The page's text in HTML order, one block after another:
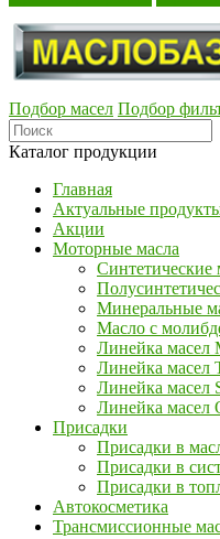
Подбор масел Подбор
Каталог продукции
Главная
Актуальные
Акции
Моторные масла
Синтетические
Минеральные
Масло с
Линейка масел
Линейка масел
Линейка масел
Линейка масел
Присадки
Присадки в
Присадки в
Присадки в
Автокосметика
Трансмиссионные